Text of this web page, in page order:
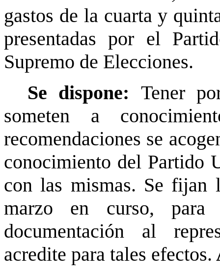
gastos de la cuarta y
presentadas por el
Supremo de Elecciones.
Se dispone: Tener
someten a
recomendaciones se
conocimiento del Partido
con las mismas. Se fijan
marzo en curso,
documentación al
acredite para tales efectos.